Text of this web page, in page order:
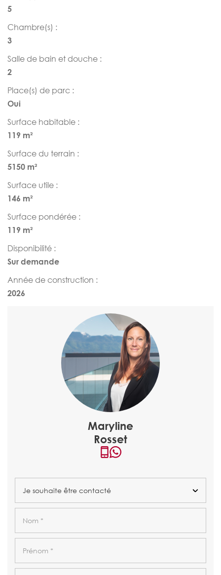
5
Chambre(s) :
3
Salle de bain et douche :
2
Place(s) de parc :
Oui
Surface habitable :
119 m²
Surface du terrain :
5150 m²
Surface utile :
146 m²
Surface pondérée :
119 m²
Disponibilité :
Sur demande
Année de construction :
2026
Maryline
Rosset